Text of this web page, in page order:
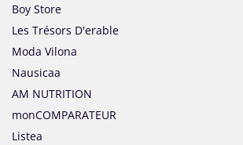
Boy Store
Les Trésors D'erable
Moda Vilona
Nausicaa
AM NUTRITION
monCOMPARATEUR
Listea